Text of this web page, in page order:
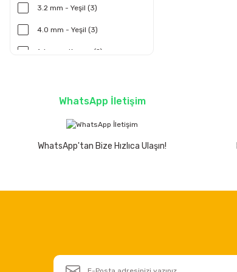
SACIT (2)
EPS (1)
3.2 mm - Yeşil (3)
4.0 mm - Yeşil (3)
1.6 mm - Kırmızı (2)
2.4 mm - Gold (2)
3.2 mm - Gold (2)
2.0 mm - Mor (1)
WhatsApp İletişim
WhatsApp'tan Bize Hızlıca Ulaşın!